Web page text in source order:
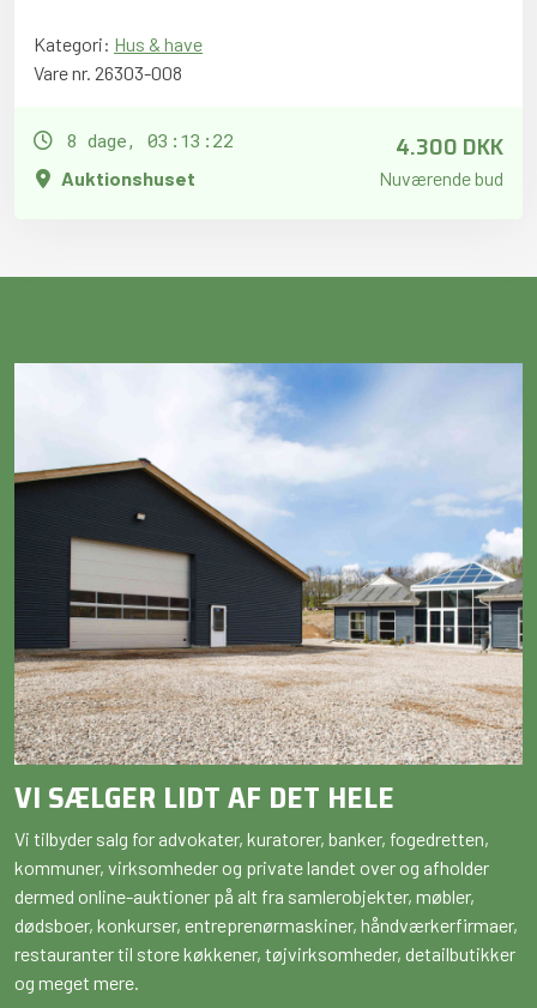
Kategori: Hus & have
Vare nr. 26303-008
8 dage, 03:13:21
Auktionshuset
4.300 DKK
Nuværende bud
VI SÆLGER LIDT AF DET HELE
Vi tilbyder salg for advokater, kuratorer, banker, fogedretten,
kommuner, virksomheder og private landet over og afholder
dermed online-auktioner på alt fra samlerobjekter, møbler,
dødsboer, konkurser, entreprenørmaskiner, håndværkerfirmaer,
restauranter til store køkkener, tøjvirksomheder, detailbutikker
og meget mere.